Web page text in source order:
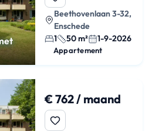
Beethovenlaan 3-32,
Enschede
1
50 m² 1-9-2026
Appartement
€ 762 / maand